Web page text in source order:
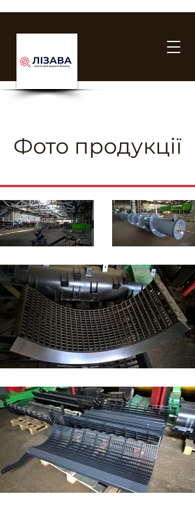
Фото продукції